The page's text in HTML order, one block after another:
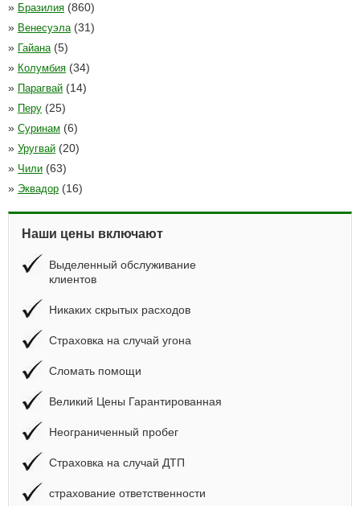
» Бразилия (860)
» Венесуэла (31)
» Гайана (5)
» Колумбия (34)
» Парагвай (14)
» Перу (25)
» Суринам (6)
» Уругвай (20)
» Чили (63)
» Эквадор (16)
Наши цены включают
Выделенный обслуживание
клиентов
Никаких скрытых расходов
Страховка на случай угона
Сломать помощи
Великий Цены Гарантированная
Неограниченный пробег
Страховка на случай ДТП
страхование ответственности